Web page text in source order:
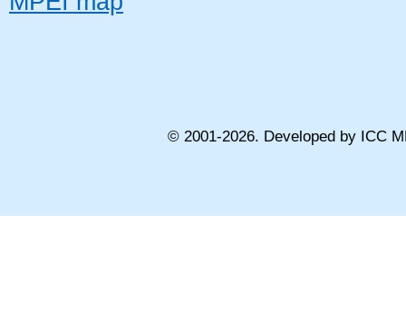
© 2001-2026. Developed by ICC